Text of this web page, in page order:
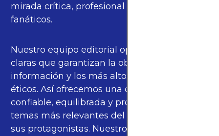
mirada crítica, profesional y cercana a los
fanáticos.
Nuestro equipo editorial opera bajo pautas
claras que garantizan la objetividad de la
información y los más altos estándares
éticos. Así ofrecemos una cobertura
confiable, equilibrada y propia sobre los
temas más relevantes del fútbol mundial y
sus protagonistas. Nuestros periodistas